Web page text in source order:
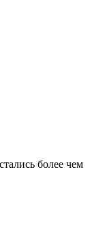
более чем